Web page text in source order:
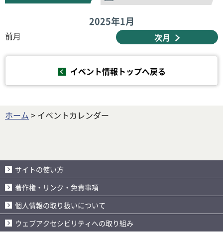
2025年1月
前月 次月
イベント情報トップへ戻る
ホーム > イベントカレンダー
サイトの使い方
著作権・リンク・免責事項
個人情報の取り扱いについて
ウェブアクセシビリティへの取り組み